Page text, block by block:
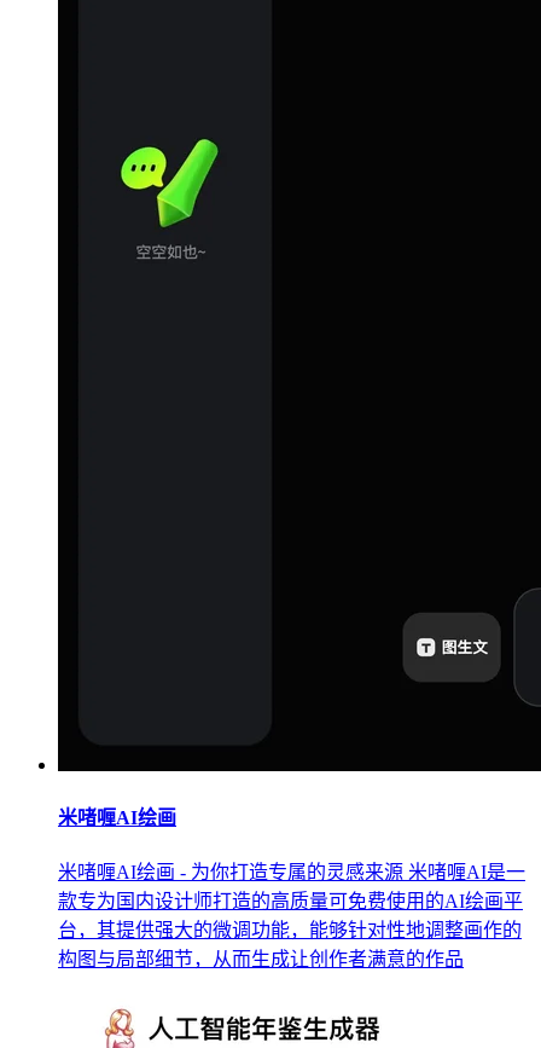
米啫喱AI绘画
米啫喱AI绘画 - 为你打造专属的灵感来源 米啫喱AI是一
款专为国内设计师打造的高质量可免费使用的AI绘画平
台，其提供强大的微调功能，能够针对性地调整画作的
构图与局部细节，从而生成让创作者满意的作品